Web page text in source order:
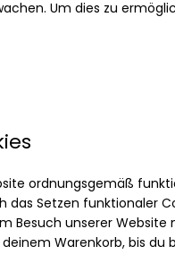
Um dies zu
ordnungsgemäß
das Setzen funktionaler
Besuch unserer
Warenkorb, bis du